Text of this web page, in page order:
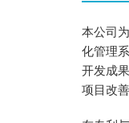
本公司
化管理
开发成
项目改